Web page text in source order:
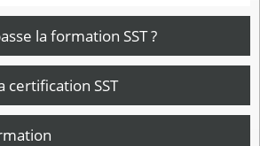
la formation SST ?
certification SST